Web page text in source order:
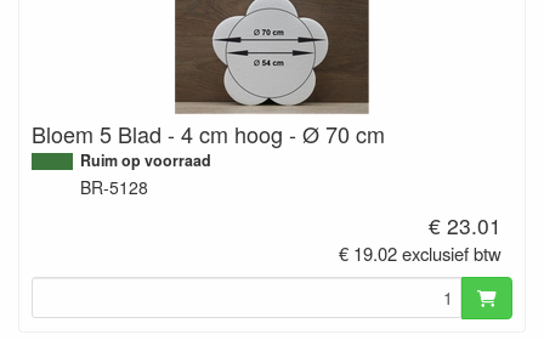
Bloem 5 Blad - 4 cm hoog - Ø 70 cm
Ruim op voorraad
BR-5128
€ 23.01
€ 19.02 exclusief btw